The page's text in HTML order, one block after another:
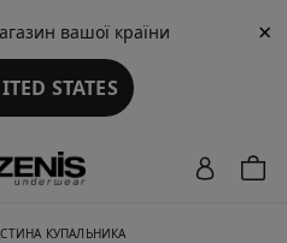
вашої країни
STATES
×
КУПАЛЬНИКА